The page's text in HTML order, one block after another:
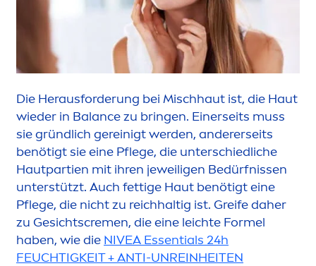
Die Herausforderung bei Mischhaut ist, die Haut
wieder in Balancezu bringen. Einerseits muss
sie gründlich gereinigt werden, andererseits
benötigt sie eine Pflege, die unterschiedliche
Hautpartien mit ihren jeweiligen Bedürfnissen
unterstützt. Auch fettige Haut benötigt eine
Pflege, die nicht zu reichhaltig ist. Greife daher
zu Gesichtscremen, die eine leichte Formel
haben, wie die NIVEA Essentials 24h
FEUCHTIGKEIT + ANTI-UNREINHEITEN